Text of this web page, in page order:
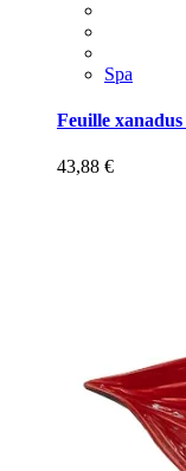
Spa
Feuille
43,88 €